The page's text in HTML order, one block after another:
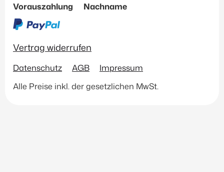
Vertrag widerrufen
Datenschutz AGB
Impressum
Alle Preise inkl. der gesetzlichen MwSt.
Vorauszahlung Nachname